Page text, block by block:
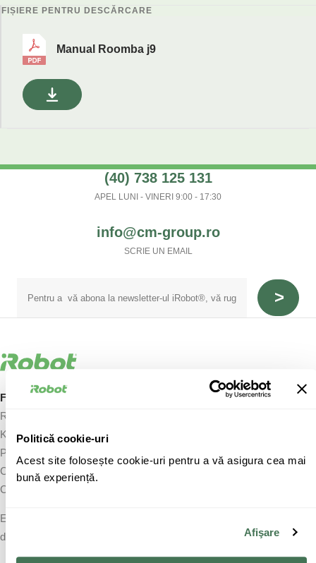
Politică cookie-uri
Acest site folosește cookie-uri pentru a vă asigura cea mai
bună experiență.
Afişare
FIȘIERE PENTRU DESCĂRCARE
Manual Roomba j9
(40) 738 125 131
APEL LUNI - VINERI 9:00 - 17:30
info@cm-group.ro
SCRIE UN EMAIL
Furnizor:
Roamio s.r.o.
K Žižkovu 282/9
Praha 9, 19000
Czech Republic
Codul de identificare fiscală: CZ14022222
E-shop-ul este administrat
de către Roamio s.r.o.